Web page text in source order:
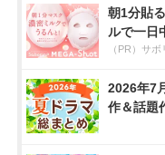
朝1分貼
ルで一日
（PR）サボ
2026年7
作＆話題